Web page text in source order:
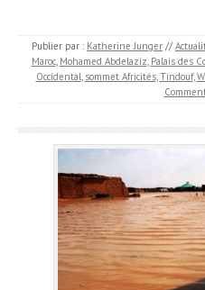
Publier par : Katherine Junger //
Maroc, Mohamed Abdelaziz, Palais des
Occidental, sommet Africités,Tindouf,